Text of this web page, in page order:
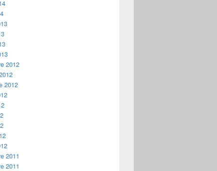
2012
2012
2011
2011